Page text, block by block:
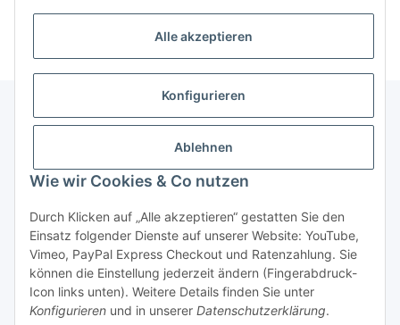
Alle akzeptieren
Konfigurieren
Ablehnen
Wie wir Cookies & Co nutzen
Durch Klicken auf „Alle akzeptieren“ gestatten Sie den
Einsatz folgender Dienste auf unserer Website: YouTube,
Vimeo, PayPal Express Checkout und Ratenzahlung. Sie
können die Einstellung jederzeit ändern (Fingerabdruck-
Icon links unten). Weitere Details finden Sie unter
Konfigurieren und in unserer Datenschutzerklärung.
Gesetzliche Informationen
Vertrag widerrufen